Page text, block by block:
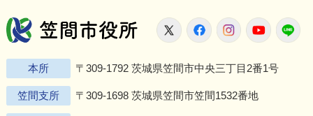
笠間市役所
X FacebookInstagram
本所 〒309-1792 茨城県笠間市中央三丁目2番1号
笠間支所 〒309-1698 茨城県笠間市笠間1532番地